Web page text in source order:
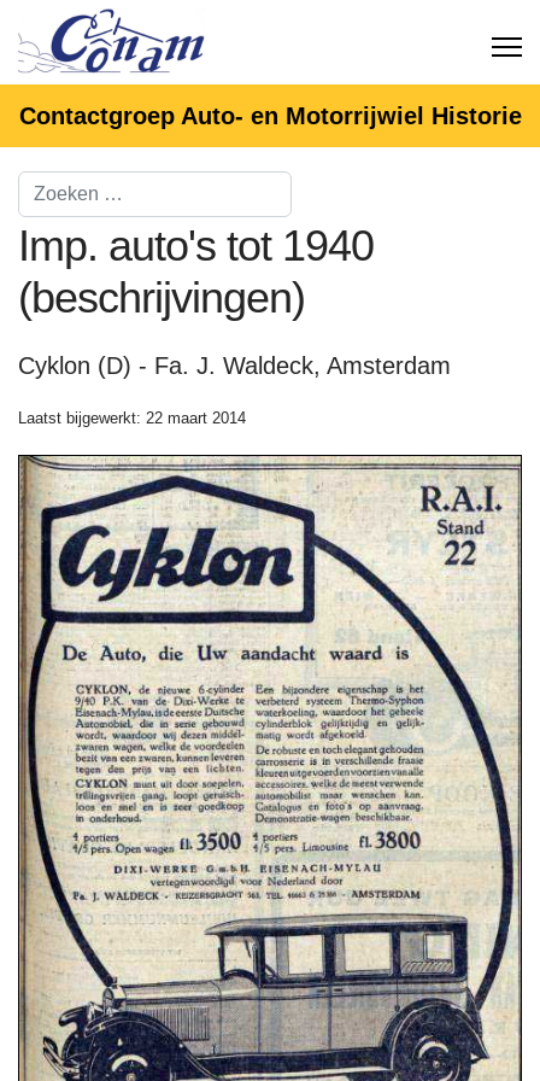
Contactgroep Auto- en Motorrijwiel Historie
Imp. auto's tot 1940
(beschrijvingen)
Cyklon (D) - Fa. J. Waldeck, Amsterdam
Laatst bijgewerkt: 22 maart 2014